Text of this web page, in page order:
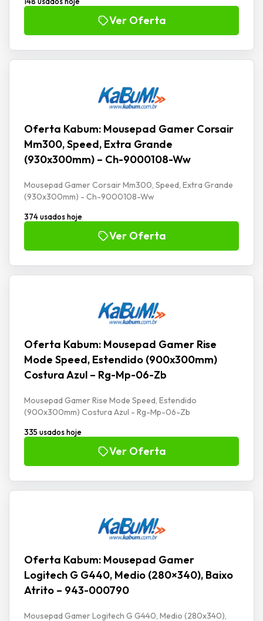
Ver Oferta
Oferta Kabum: Mousepad Gamer Corsair
Mm300, Speed, Extra Grande
(930x300mm) – Ch-9000108-Ww
Mousepad Gamer Corsair Mm300, Speed, Extra Grande
(930x300mm) - Ch-9000108-Ww
374 usados hoje
Ver Oferta
Oferta Kabum: Mousepad Gamer Rise
Mode Speed, Estendido (900x300mm)
Costura Azul – Rg-Mp-06-Zb
Mousepad Gamer Rise Mode Speed, Estendido
(900x300mm) Costura Azul - Rg-Mp-06-Zb
335 usados hoje
Ver Oferta
Oferta Kabum: Mousepad Gamer
Logitech G G440, Medio (280×340), Baixo
Atrito – 943-000790
Mousepad Gamer Logitech G G440, Medio (280x340),